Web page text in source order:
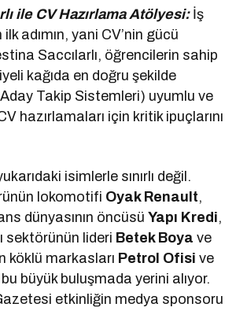
ile CV Hazırlama Atölyesi:İş
adımın, yani CV’nin gücü
Saccılarlı, öğrencilerin sahip
kağıda en doğru şekilde
Takip Sistemleri) uyumlu ve
hazırlamaları için kritik ipuçlarını
isimlerle sınırlı değil.
lokomotifi Oyak Renault,
dünyasının öncüsüYapı Kredi,
sektörünün lideri Betek Boyave
köklü markasları Petrol Ofisive
büyük buluşmada yerini alıyor.
etkinliğin medya sponsoru